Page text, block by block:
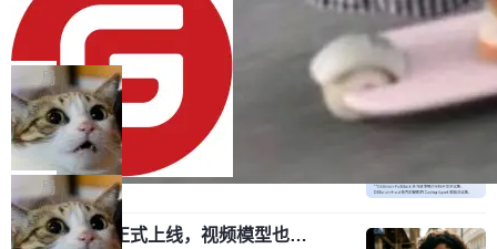
e/BootstrapBlazor/pull/825...
code web 国际化多语言支持 添加 soloncode w
eb 消息列表消息导航支持 修复 soloncode web
文件详情初次显示时语法高亮失效的问题 修复 s
oloncode web 审查详情文件名中文乱码的问题
细节优化 详情查看：https://gitee.com/opensol
on/soloncode/releases/v2026.8.2
OpenAI 宣布 GPT-5.6 Luna 价格下降
80%
OpenAI 宣布 GPT-5.6 Luna 价格下降 80%。输
入从每百万 token 1 美元砍到 0.2 美元，输出从
6 美元砍到 1.2 美元。GPT-5.6 Terra 降 20%。
旗舰 Sol 没降，但加了一个 Fast 模式——2.5
倍速度，2 倍价格，智商不变。 降价的理由不是
市场竞争，不是清库存，是 Sol 自己把自己优化
了。 这事分两步。第一步，OpenAI 把 GPT-5.6
Sol 部署上线。第二步，让 Sol 通过 Codex 自
局
DeepSeek-V4-Flash 官方 API 现已正
式上线公测
DeepSeek V4 Flash 正式版今天上线了。模型
结构和参数规模没变，还是 MoE 284B、激活 1
3B、100 万 token 上下文——只重新做了后训
练。但改完之后，Agent 能力直接把自家 4 月发
局
MiniMax H3 正式上线，视频模型也开